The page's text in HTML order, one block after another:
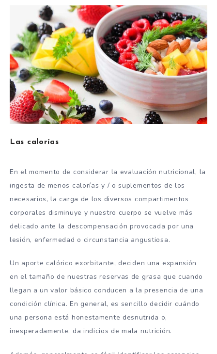
Las calorías
En el momento de considerar la evaluación nutricional, la
ingesta de menos calorías y / o suplementos de los
necesarios, la carga de los diversos compartimentos
corporales disminuye y nuestro cuerpo se vuelve más
delicado ante la descompensación provocada por una
lesión, enfermedad o circunstancia angustiosa.
Un aporte calórico exorbitante, deciden una expansión
en el tamaño de nuestras reservas de grasa que cuando
llegan a un valor básico conducen a la presencia de una
condición clínica. En general, es sencillo decidir cuándo
una persona está honestamente desnutrida o,
inesperadamente, da indicios de mala nutrición.